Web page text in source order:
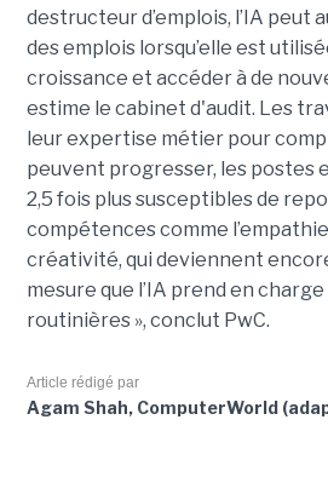
destructeur d’emplois, l’IA peut
des emplois lorsqu’elle est
croissance et accéder à de
estime le cabinet d'audit. Les
leur expertise métier pour
peuvent progresser, les postes
2,5 fois plus susceptibles de
compétences comme
créativité, qui deviennent
mesure que l’IA prend en
routinières », conclut PwC.
Article rédigé par
Agam Shah, ComputerWorld